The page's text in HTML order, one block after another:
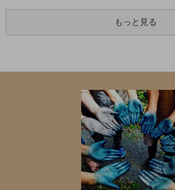
もっと見る